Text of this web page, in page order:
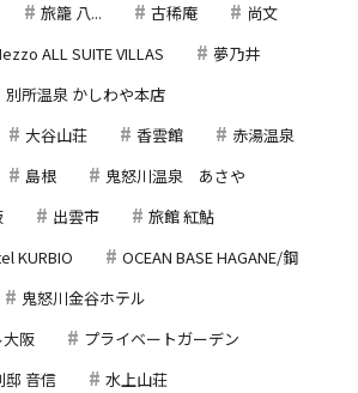
旅籠 八... 古稀庵
尚文
ALL SUITE VILLAS
夢乃井
別所温泉 かしわや本店
大谷山荘 香雲館
赤湯温泉
島根
鬼怒川温泉 あさや
出雲市
旅館 紅鮎
KURBIO
OCEAN BASE HAGANE/鋼
鬼怒川金谷ホテル
阪
プライベートガーデン
邸 音信
水上山荘